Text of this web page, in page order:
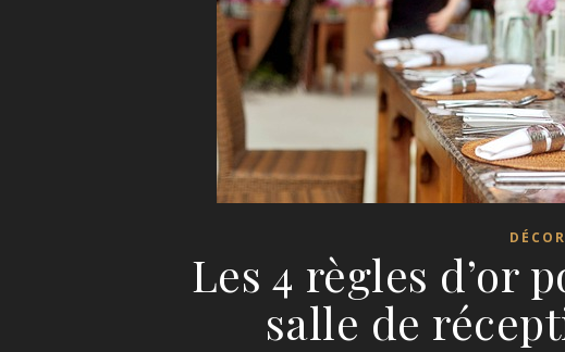
Les 4 règles d’or
salle de